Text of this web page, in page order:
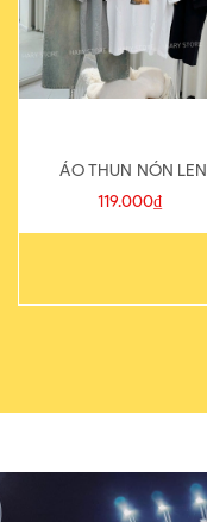
ÁO THUN NÓN LEN
821-1
119.000₫